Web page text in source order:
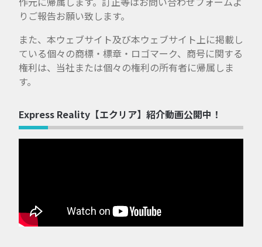
りご報告お願い致します。
また、本ウェブサイト及び本ウェブサイト上に掲載し
ている個々の商標・標章・ロゴマーク、商号に関する
権利は、当社または個々の権利の所有者に帰属しま
す。
Express Reality【エクリア】紹介動画公開中！